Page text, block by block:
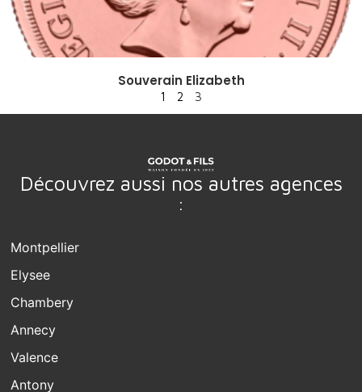
Souverain Elizabeth
1 2 3
Découvrez aussi nos autres agences
:
Montpellier
Elysee
Chambery
Annecy
Valence
Antony